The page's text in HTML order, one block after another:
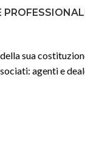
sua
agenti e